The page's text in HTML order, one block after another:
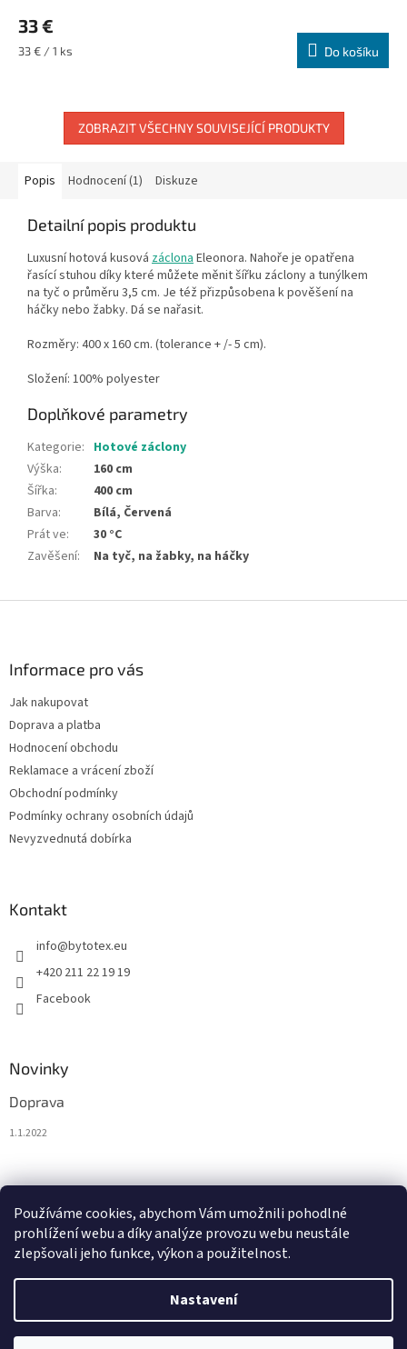
Používáme cookies, abychom Vám umožnili pohodlné
prohlížení webu a díky analýze provozu webu neustále
zlepšovali jeho funkce, výkon a použitelnost.
Nastavení
produktu
je
5,0
hvězdiček.
33 €
Měrná
33 € / 1 ks Do košíku
ZOBRAZIT VŠECHNY SOUVISEJÍCÍ PRODUKTY
Popis Hodnocení (1) Diskuze
Detailní popis produktu
Luxusní hotová kusová záclonaEleonora. Nahoře je opatřena
řasící stuhou díky které můžete měnit šířku záclony a tunýlkem
na tyč o průměru 3,5 cm. Je též přizpůsobena k pověšení na
háčky nebo žabky. Dá se nařasit.
Rozměry: 400 x 160 cm. (tolerance + /- 5 cm).
Složení: 100% polyester
Doplňkové parametry
Kategorie: Hotové záclony
Výška:
160 cm
Šířka:
400 cm
Barva:
Bílá, Červená
Prát ve:
30 °C
Zavěšení: Na tyč, na žabky, na háčky
Informace pro vás
Jak nakupovat
Doprava a platba
Hodnocení obchodu
Reklamace a vrácení zboží
Obchodní podmínky
Podmínky ochrany osobních údajů
Nevyzvednutá dobírka
Kontakt
info@bytotex.eu
+420 211 22 19 19
Facebook
Novinky
Doprava
1.1.2022
0KS /0 €
Vytvořil Shoptet